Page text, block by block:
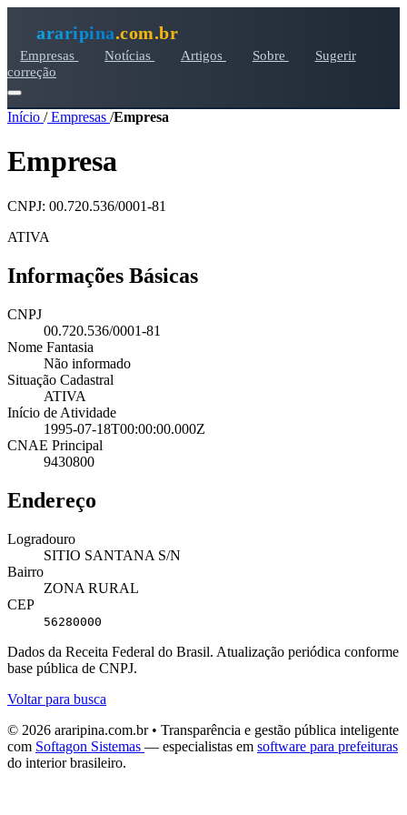
araripina.com.br
Empresas Notícias Artigos Sobre
Sugerir
correção
Início /Empresas /Empresa
Empresa
CNPJ: 00.720.536/0001-81
ATIVA
Informações Básicas
CNPJ
00.720.536/0001-81
Nome Fantasia
Não informado
Situação Cadastral
ATIVA
Início de Atividade
1995-07-18T00:00:00.000Z
CNAE Principal
9430800
Endereço
Logradouro
SITIO SANTANA S/N
Bairro
ZONA RURAL
CEP
56280000
Dados da Receita Federal do Brasil. Atualização periódica conforme
base pública de CNPJ.
Voltar para busca
© 2026 araripina.com.br • Transparência e gestão pública inteligente
com Softagon Sistemas — especialistas em software para prefeituras
do interior brasileiro.